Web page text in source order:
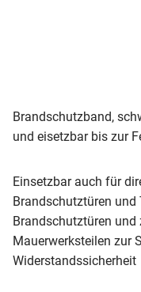
Brandschutzband,
und eisetzbar bis zur
Einsetzbar auch für
Brandschutztüren
Brandschutztüren
Mauerwerksteilen zur
Widerstandssicherheit